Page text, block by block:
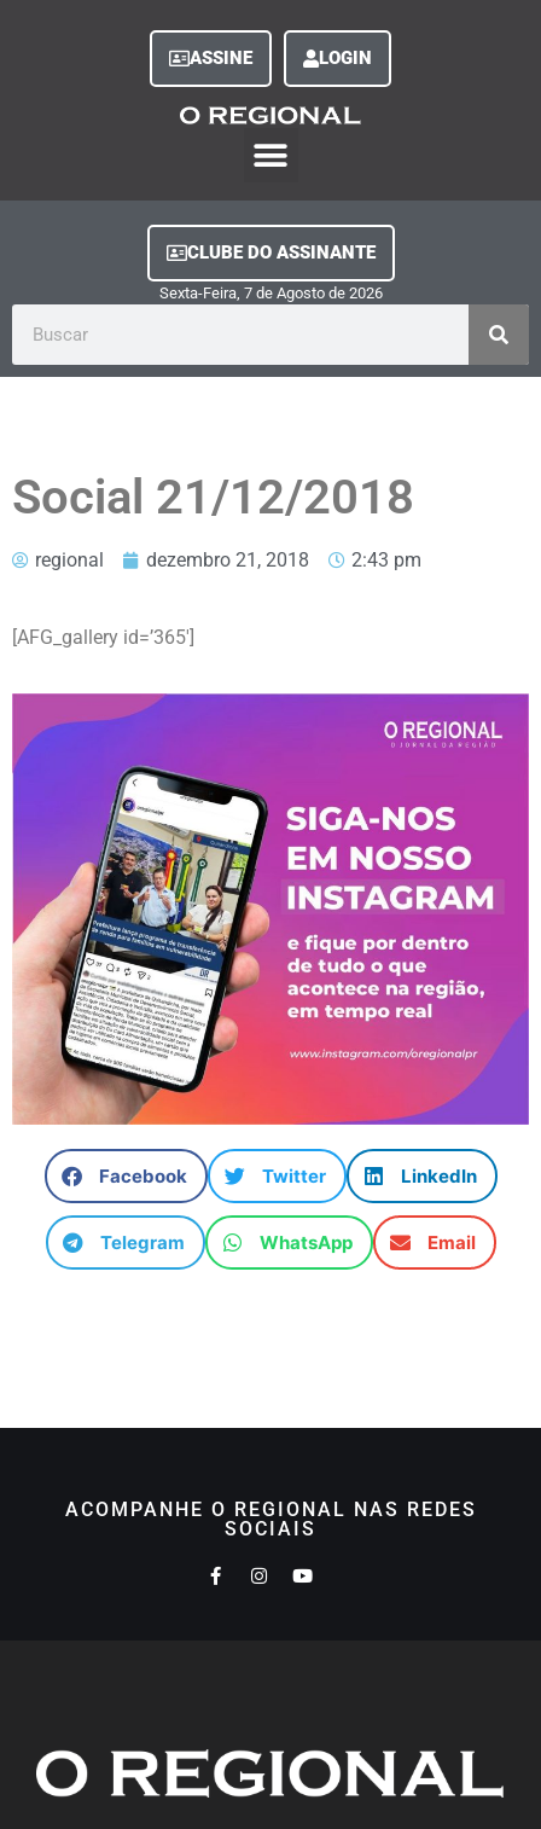
ASSINE LOGIN
CLUBE DO ASSINANTE
Sexta-Feira, 7de Agostode 2026
Social 21/12/2018
regional dezembro 21, 2018 2:43 pm
[AFG_gallery id=’365′]
Facebook Twitter LinkedIn
Telegram WhatsApp Email
ACOMPANHE O REGIONAL NAS REDES
SOCIAIS